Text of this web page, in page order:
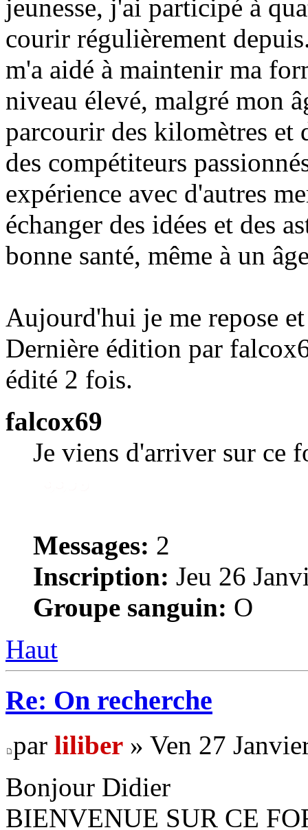
jeunesse, j'ai participé à
courir régulièrement
m'a aidé à maintenir ma
niveau élevé, malgré mon
parcourir des kilomètres et
des compétiteurs
expérience avec d'autres
échanger des idées et des
bonne santé, même à un
Aujourd'hui je me repose
Dernière édition par
édité 2 fois.
falcox69
Je viens d'arriver sur ce
Messages: 2
Inscription: Jeu 26
Groupe sanguin: O
Haut
Re: On recherche
par liliber » Ven 27
Bonjour Didier
BIENVENUE SUR CE